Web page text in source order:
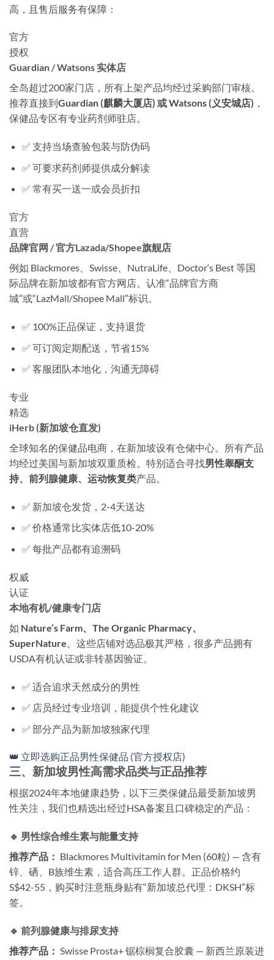
高，且售后服务有保障：
官方
授权
Guardian / Watsons 实体店
全岛超过200家门店，所有上架产品均经过采购部门审核。
推荐直接到Guardian (麒麟大厦店) 或 Watsons (义安城店) ，
保健品专区有专业药剂师驻店。
✅ 支持当场查验包装与防伪码
✅ 可要求药剂师提供成分解读
✅ 常有买一送一或会员折扣
官方
直营
品牌官网 / 官方Lazada/Shopee旗舰店
例如 Blackmores、Swisse、NutraLife、Doctor‘s Best 等国
际品牌在新加坡都有官方网店。认准“品牌官方商
城”或“LazMall/Shopee Mall”标识。
✅ 100%正品保证，支持退货
✅ 可订阅定期配送，节省15%
✅ 客服团队本地化，沟通无障碍
专业
精选
iHerb (新加坡仓直发)
全球知名的保健品电商，在新加坡设有仓储中心。所有产品
均经过美国与新加坡双重质检。特别适合寻找男性睾酮支
持、前列腺健康、运动恢复类产品。
✅ 新加坡仓发货，2-4天送达
✅ 价格通常比实体店低10-20%
✅ 每批产品都有追溯码
权威
认证
本地有机/健康专门店
如 Nature’s Farm、The Organic Pharmacy、
SuperNature 。这些店铺对选品极其严格，很多产品拥有
USDA有机认证或非转基因验证。
✅ 适合追求天然成分的男性
✅ 店员经过专业培训，能提供个性化建议
✅ 部分产品为新加坡独家代理
👑 立即选购正品男性保健品 (官方授权店)
三、新加坡男性高需求品类与正品推荐
根据2024年本地健康趋势，以下三类保健品最受新加坡男
性关注，我们也精选出经过HSA备案且口碑稳定的产品：
🔹 男性综合维生素与能量支持
推荐产品： Blackmores Multivitamin for Men (60粒) — 含有
锌、硒、B族维生素，适合高压工作人群。正品价格约
S$42-55，购买时注意瓶身贴有“新加坡总代理：DKSH”标
签。
🔹 前列腺健康与排尿支持
推荐产品： Swisse Prosta+ 锯棕榈复合胶囊 — 新西兰原装进